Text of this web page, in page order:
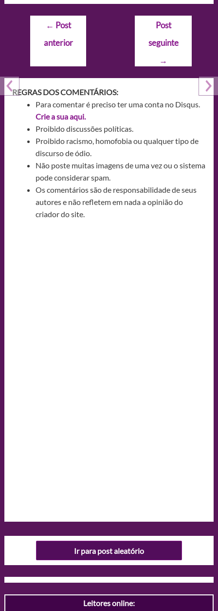
Navegação
Post
← Post
anterior
Post
seguinte
→
REGRAS DOS COMENTÁRIOS:
Para comentar é preciso ter uma conta no Disqus.
Crie a sua aqui.
Proibido discussões políticas.
Proibido racismo, homofobia ou qualquer tipo de
discurso de ódio.
Não poste muitas imagens de uma vez ou o sistema
pode considerar spam.
Os comentários são de responsabilidade de seus
autores e não refletem em nada a opinião do
criador do site.
Ir para post aleatório
Leitores online: